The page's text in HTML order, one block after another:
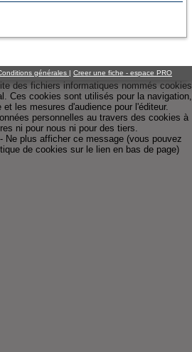
générales | Creer une fiche - espace PRO
des fichiers informatiques nommés cookies
Ces cookies sont utilisés pour la navigation,
les mesures d'audience pour l'éditeur.
personnelles au travers des cookies à
ni pour nous ni pour des tiers.
- Ne plus afficher ce message(vous pouvez
de cookies sur le lien en bas de page)